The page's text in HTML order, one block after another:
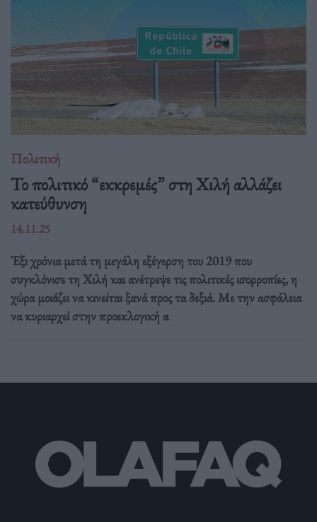
Πολιτική
Το πολιτικό “εκκρεμές” στη Χιλή αλλάζει
κατεύθυνση
14.11.25
Έξι χρόνια μετά τη μεγάλη εξέγερση του 2019 που
συγκλόνισε τη Χιλή και ανέτρεψε τις πολιτικές ισορροπίες, η
χώρα μοιάζει να κινείται ξανά προς τα δεξιά. Με την ασφάλεια
να κυριαρχεί στην προεκλογική α